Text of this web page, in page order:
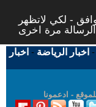
- لكي لاتظهر
- اخبار الرياضة - اخبار
- ادعمونا